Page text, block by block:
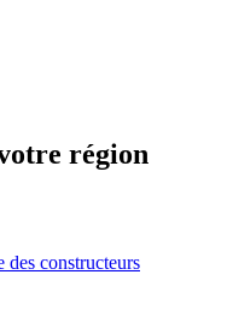
région
des constructeurs